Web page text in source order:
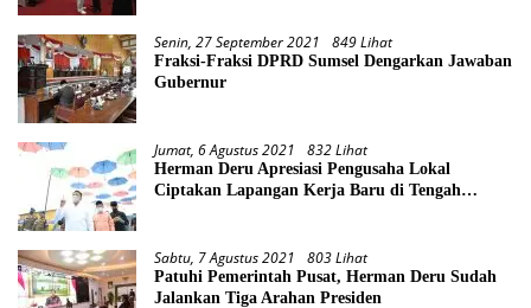
Senin, 27 September 2021 849 Lihat
Fraksi-Fraksi DPRD Sumsel Dengarkan Jawaban
Gubernur
Jumat, 6 Agustus 2021 832 Lihat
Herman Deru Apresiasi Pengusaha Lokal
Ciptakan Lapangan Kerja Baru di Tengah
Sabtu, 7 Agustus 2021 803 Lihat
Patuhi Pemerintah Pusat, Herman Deru Sudah
Jalankan Tiga Arahan Presiden